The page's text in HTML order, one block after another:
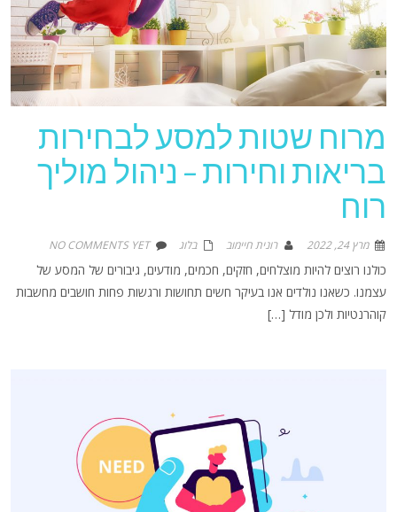
מרוח שטות למסע לבחירות
בריאות וחירות – ניהול מוליך
רוח
מרץ 24, 2022 רונית חיימוב בלוג NO COMMENTS YET
כולנו רוצים להיות מוצלחים, חזקים, חכמים, מודעים, גיבורים של המסע של
עצמנו. כשאנו נולדים אנו בעיקר חשים תחושות ורגשות פחות חושבים מחשבות
קוהרנטיות ולכן מודל […]